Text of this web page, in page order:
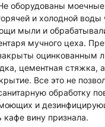
оборудованы
и холодной воды
мыли и
мучного цеха.
оцинкованным
цементная стяжка,
Все это не
обработку
и
кафе вину признала.